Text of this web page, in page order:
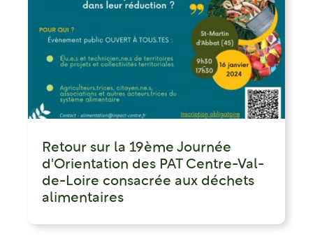
Retour sur la 19ème Journée
d'Orientation des PAT Centre-Val-
de-Loire consacrée aux déchets
alimentaires